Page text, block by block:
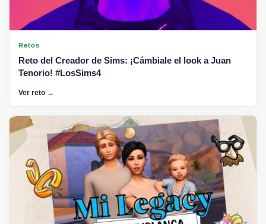
Retos
Reto del Creador de Sims: ¡Cámbiale el look a Juan
Tenorio! #LosSims4
Ver reto →